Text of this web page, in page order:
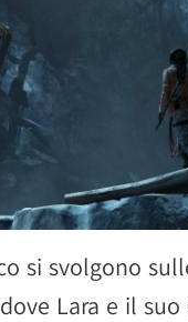
si svolgono
Lara e il